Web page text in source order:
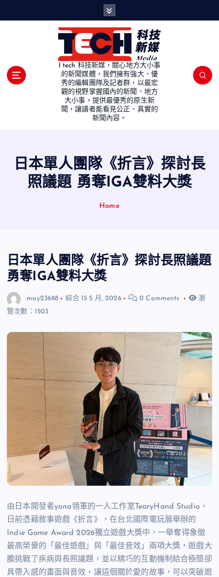
I tech 科技新媒，關心地方大小事
的新聞媒體，我們擁有強大、優
秀的編輯團隊及記者群，以最宏
觀的視野掌握國內的新聞、地方
大小事，提供最優秀的原生新
聞，讓讀者能看見公正、真實的
新聞內容。
日本單人團隊《折言》探討長
照議題 勇奪IGA雙料大獎
Home
日本單人團隊《折言》探討長照議題
勇奪IGA雙料大獎
may23688 綜合 15 5 月, 2026 0 Comments
瀏
覽次數：1503
由日本開發者yona領軍的一人工作室TearyHand Studio ，
日前憑藉敘事遊戲《折言》，在台北國際電玩展舉辦的
Indie Game Award 2026獨立遊戲大獎中，一舉奪得象徵
最高榮譽的「最佳遊戲」與「最佳音效」兩項大獎，遊戲大
膽挑戰了疾病與長照議題，並以精巧的互動機制結合極簡卻
具帶入感的畫面與音效，讓這個關於愛的故事，可以突破遊